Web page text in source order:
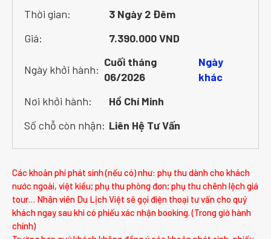
Thời gian:
3 Ngày 2 Đêm
Giá:
7.390.000 VND
Ngày khởi hành:
Cuối tháng
06/2026
Ngày
khác
Nơi khởi hành:
Hồ Chí Minh
Số chỗ còn nhận: Liên Hệ Tư Vấn
Các khoản phí phát sinh (nếu có) như: phụ thu dành cho khách
nước ngoài, việt kiều; phụ thu phòng đơn; phụ thu chênh lệch giá
tour… Nhân viên Du Lịch Việt sẽ gọi điện thoại tư vấn cho quý
khách ngay sau khi có phiếu xác nhận booking. (Trong giờ hành
chính)